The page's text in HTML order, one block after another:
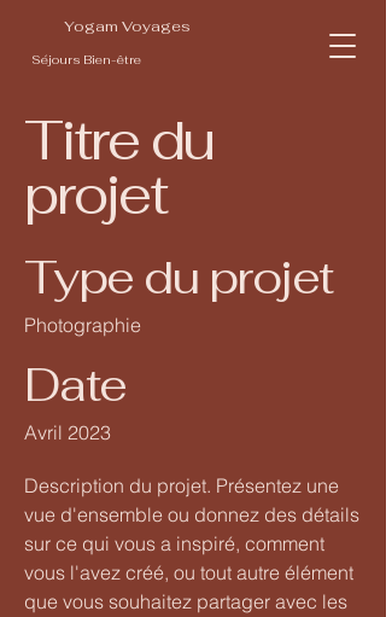
Yogam Voyages
Séjours Bien-être
Titre du
projet
Type du projet
Photographie
Date
Avril 2023
Description du projet. Présentez une
vue d'ensemble ou donnez des détails
sur ce qui vous a inspiré, comment
vous l'avez créé, ou tout autre élément
que vous souhaitez partager avec les